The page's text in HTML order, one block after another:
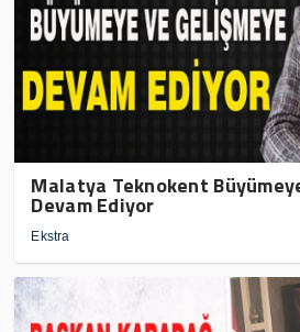
Malatya Teknokent
Devam Ediyor
Ekstra